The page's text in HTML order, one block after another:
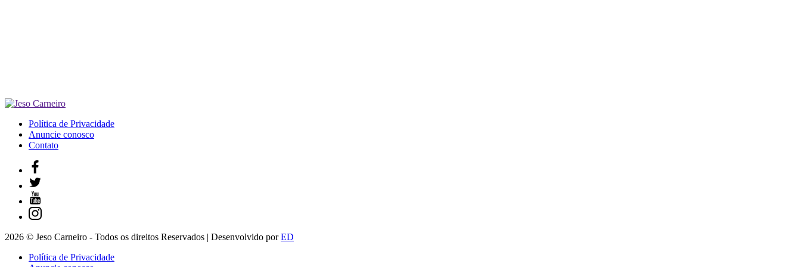
Política de Privacidade
Anuncie conosco
Contato
2026 © Jeso Carneiro - Todos os direitos Reservados | Desenvolvido porED
Política de Privacidade